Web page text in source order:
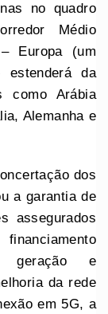
no quadro
Médio
Europa (um
estenderá da
como Arábia
Alemanha e
dos
a garantia de
assegurados
geração e
da rede
em 5G, a